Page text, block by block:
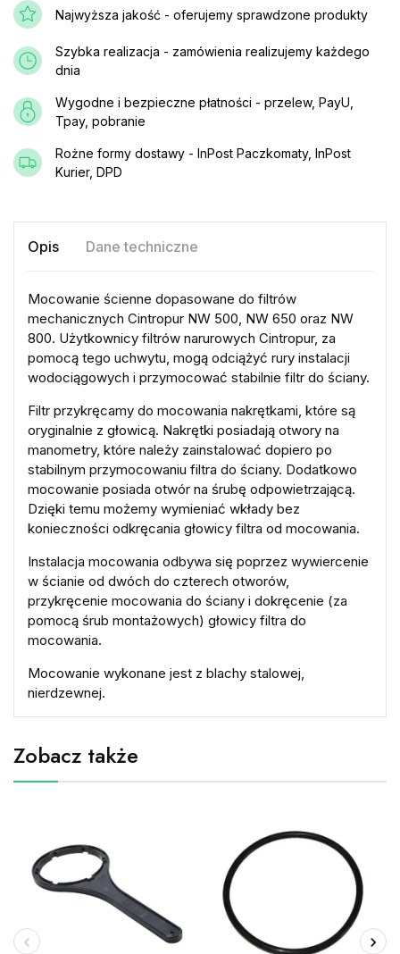
Najwyższa jakość - oferujemy sprawdzone produkty
Szybka realizacja - zamówienia realizujemy każdego
dnia
Wygodne i bezpieczne płatności - przelew, PayU,
Tpay, pobranie
Rożne formy dostawy - InPost Paczkomaty, InPost
Kurier, DPD
Opis Dane techniczne
Mocowanie ścienne dopasowane do filtrów
mechanicznych Cintropur NW 500, NW 650 oraz NW
800. Użytkownicy filtrów narurowych Cintropur, za
pomocą tego uchwytu, mogą odciążyć rury instalacji
wodociągowych i przymocować stabilnie filtr do ściany.
Filtr przykręcamy do mocowania nakrętkami, które są
oryginalnie z głowicą. Nakrętki posiadają otwory na
manometry, które należy zainstalować dopiero po
stabilnym przymocowaniu filtra do ściany. Dodatkowo
mocowanie posiada otwór na śrubę odpowietrzającą.
Dzięki temu możemy wymieniać wkłady bez
konieczności odkręcania głowicy filtra od mocowania.
Instalacja mocowania odbywa się poprzez wywiercenie
w ścianie od dwóch do czterech otworów,
przykręcenie mocowania do ściany i dokręcenie (za
pomocą śrub montażowych) głowicy filtra do
mocowania.
Mocowanie wykonane jest z blachy stalowej,
nierdzewnej.
Zobacz także